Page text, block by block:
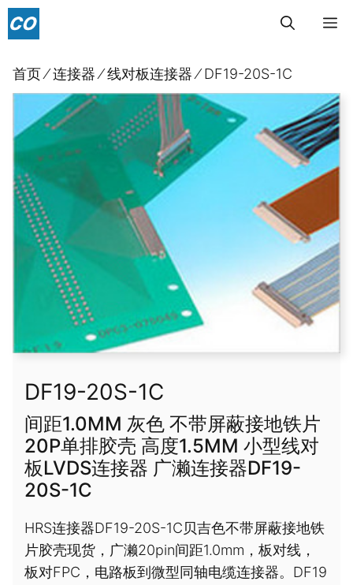
跳
至
容
菜
首页⁄连接器⁄线对板连接器⁄DF19-20S-1C
DF19-20S-1C
间距1.0MM 灰色 不带屏蔽接地铁片
20P单排胶壳 高度1.5MM 小型线对
板LVDS连接器 广濑连接器DF19-
20S-1C
HRS连接器DF19-20S-1C贝吉色不带屏蔽接地铁
片胶壳现货，广濑20pin间距1.0mm，板对线，
板对FPC，电路板到微型同轴电缆连接器。DF19